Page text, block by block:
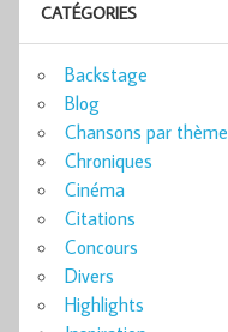
CATÉGORIES
Backstage
Blog
Chansons par thème
Chroniques
Cinéma
Citations
Concours
Divers
Highlights